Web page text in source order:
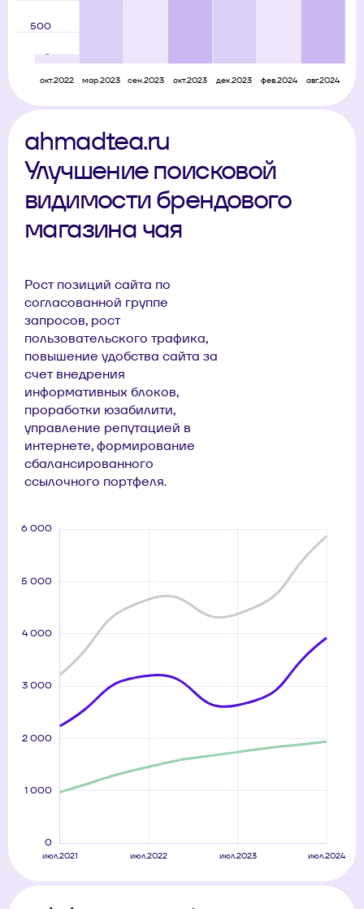
ahmadtea.ru
Улучшение поисковой
видимости брендового
магазина чая
Рост позиций сайта по
согласованной группе
запросов, рост
пользовательского трафика,
повышение удобства сайта за
счет внедрения
информативных блоков,
проработки юзабилити,
управление репутацией в
интернете, формирование
сбалансированного
ссылочного портфеля.